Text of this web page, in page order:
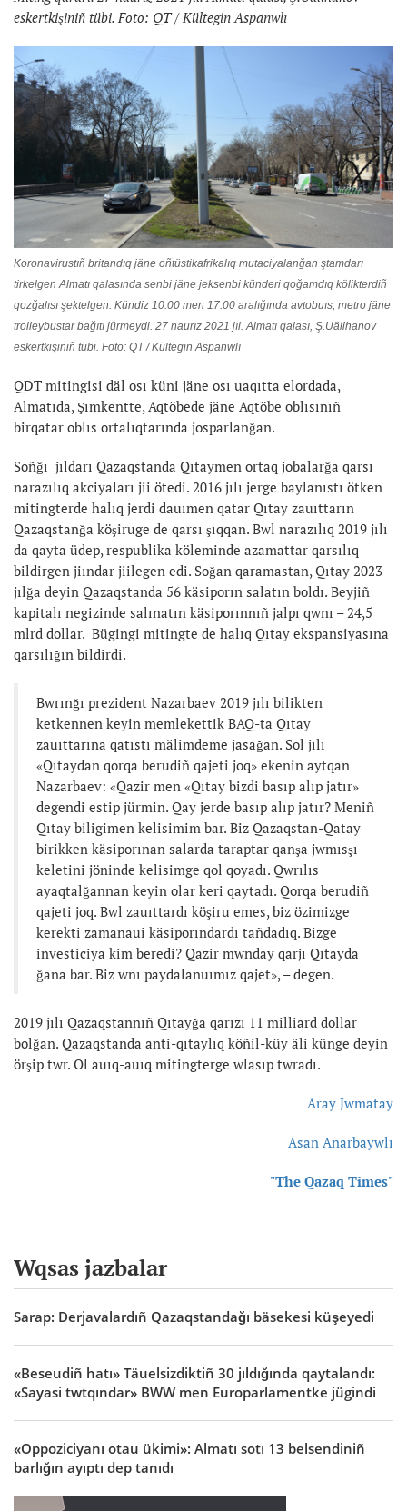
eskertkişiniñ tübi. Foto: QT / Kültegin Aspanwlı
Koronavirustıñ britandıq jäne oñtüstikafrikalıq mutaciyalanğan ştamdarı
tirkelgen Almatı qalasında senbi jäne jeksenbi künderi qoğamdıq kölikterdiñ
qozğalısı şektelgen. Kündiz 10:00 men 17:00 aralığında avtobuıs, metro jäne
trolleybustar bağıtı jürmeydi. 27 naurız 2021 jıl. Almatı qalası, Ş.Uälihanov
eskertkişiniñ tübi. Foto: QT / Kültegin Aspanwlı
QDT mitingisi däl osı küni jäne osı uaqıtta elordada,
Almatıda, Şımkentte, Aqtöbede jäne Aqtöbe oblısınıñ
birqatar oblıs ortalıqtarında josparlanğan.
Soñğı jıldarı Qazaqstanda Qıtaymen ortaq jobalarğa qarsı
narazılıq akciyaları jii ötedi. 2016 jılı jerge baylanıstı ötken
mitingterde halıq jerdi dauımen qatar Qıtay zauıttarın
Qazaqstanğa köşiruge de qarsı şıqqan. Bwl narazılıq 2019 jılı
da qayta üdep, respublika köleminde azamattar qarsılıq
bildirgen jiındar jiilegen edi. Soğan qaramastan, Qıtay 2023
jılğa deyin Qazaqstanda 56 käsiporın salatın boldı. Beyjiñ
kapitalı negizinde salınatın käsiporınnıñ jalpı qwnı – 24,5
mlrd dollar. Bügingi mitingte de halıq Qıtay ekspansiyasına
qarsılığın bildirdi.
Bwrınğı prezident Nazarbaev 2019 jılı bilikten
ketkennen keyin memlekettik BAQ-ta Qıtay
zauıttarına qatıstı mälimdeme jasağan. Sol jılı
«Qıtaydan qorqa berudiñ qajeti joq» ekenin aytqan
Nazarbaev: «Qazir men «Qıtay bizdi basıp alıp jatır»
degendi estip jürmin. Qay jerde basıp alıp jatır? Meniñ
Qıtay biligimen kelisimim bar. Biz Qazaqstan-Qatay
birikken käsiporınan salarda taraptar qanşa jwmısşı
keletini jöninde kelisimge qol qoyadı. Qwrılıs
ayaqtalğannan keyin olar keri qaytadı. Qorqa berudiñ
qajeti joq. Bwl zauıttardı köşiru emes, biz özimizge
kerekti zamanaui käsiporındardı tañdadıq. Bizge
investiciya kim beredi? Qazir mwnday qarjı Qıtayda
ğana bar. Biz wnı paydalanuımız qajet», – degen.
2019 jılı Qazaqstannıñ Qıtayğa qarızı 11 milliard dollar
bolğan. Qazaqstanda anti-qıtaylıq köñil-küy äli künge deyin
örşip twr. Ol auıq-auıq mitingterge wlasıp twradı.
Aray Jwmatay
Asan Anarbaywlı
"The Qazaq Times"
Wqsas jazbalar
Sarap: Derjavalardıñ Qazaqstandağı bäsekesi küşeyedi
«Beseudiñ hatı» Täuelsizdiktiñ 30 jıldığında qaytalandı:
«Sayasi twtqındar» BWW men Europarlamentke jügindi
«Oppoziciyanı otau ükimi»: Almatı sotı 13 belsendiniñ
barlığın ayıptı dep tanıdı